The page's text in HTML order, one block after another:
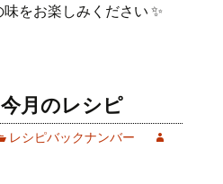
をお楽しみください ✨
月のレシピ
レシピバックナンバー